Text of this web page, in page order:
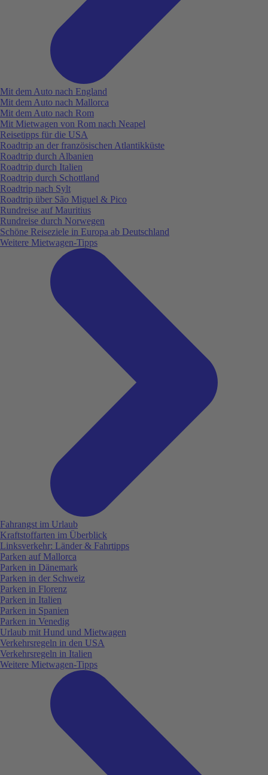
Mit dem Auto nach England
Mit dem Auto nach Mallorca
Mit dem Auto nach Rom
Mit Mietwagen von Rom nach Neapel
Reisetipps für die USA
Roadtrip an der französischen Atlantikküste
Roadtrip durch Albanien
Roadtrip durch Italien
Roadtrip durch Schottland
Roadtrip nach Sylt
Roadtrip über São Miguel & Pico
Rundreise auf Mauritius
Rundreise durch Norwegen
Schöne Reiseziele in Europa ab Deutschland
Weitere Mietwagen-Tipps
Fahrangst im Urlaub
Kraftstoffarten im Überblick
Linksverkehr: Länder & Fahrtipps
Parken auf Mallorca
Parken in Dänemark
Parken in der Schweiz
Parken in Florenz
Parken in Italien
Parken in Spanien
Parken in Venedig
Urlaub mit Hund und Mietwagen
Verkehrsregeln in den USA
Verkehrsregeln in Italien
Weitere Mietwagen-Tipps